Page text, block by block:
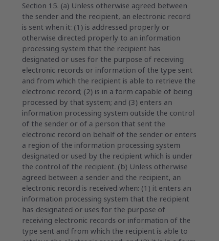
Section 15. (a) Unless otherwise agreed between
the sender and the recipient, an electronic record
is sent when it: (1) is addressed properly or
otherwise directed properly to an information
processing system that the recipient has
designated or uses for the purpose of receiving
electronic records or information of the type sent
and from which the recipient is able to retrieve the
electronic record; (2) is in a form capable of being
processed by that system; and (3) enters an
information processing system outside the control
of the sender or of a person that sent the
electronic record on behalf of the sender or enters
a region of the information processing system
designated or used by the recipient which is under
the control of the recipient. (b) Unless otherwise
agreed between a sender and the recipient, an
electronic record is received when: (1) it enters an
information processing system that the recipient
has designated or uses for the purpose of
receiving electronic records or information of the
type sent and from which the recipient is able to